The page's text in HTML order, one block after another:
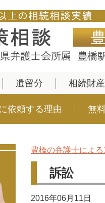
遺留分 相続財
依頼する理由 無
豊橋の弁護士によ
訴訟
2016年06月11日